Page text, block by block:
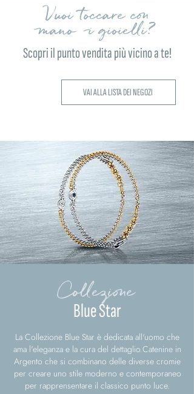
Vuoi toccare con
mano i gioielli?
Scopri il punto vendita più vicino a te!
VAI ALLA LISTA DEI NEGOZI
Collezione
Blue Star
La Collezione Blue Star è dedicata all'uomo che
ama l'eleganza e la cura del dettaglio.Catenine in
Argento che si combinano delle diverse cromie
per creare uno stile moderno e contemporaneo
per rapprensentare il classico punto luce.